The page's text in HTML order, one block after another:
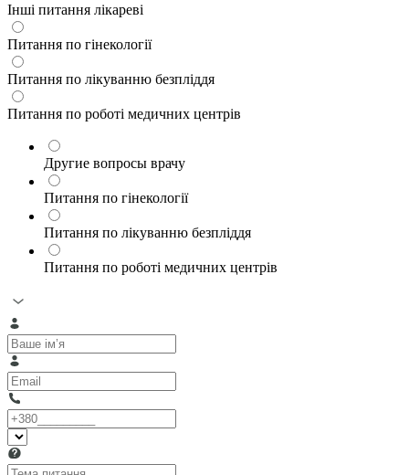
Інші питання лікареві
Питання по гінекології
Питання по лікуванню безпліддя
Питання по роботі медичних центрів
Другие вопросы врачу
Питання по гінекології
Питання по лікуванню безпліддя
Питання по роботі медичних центрів